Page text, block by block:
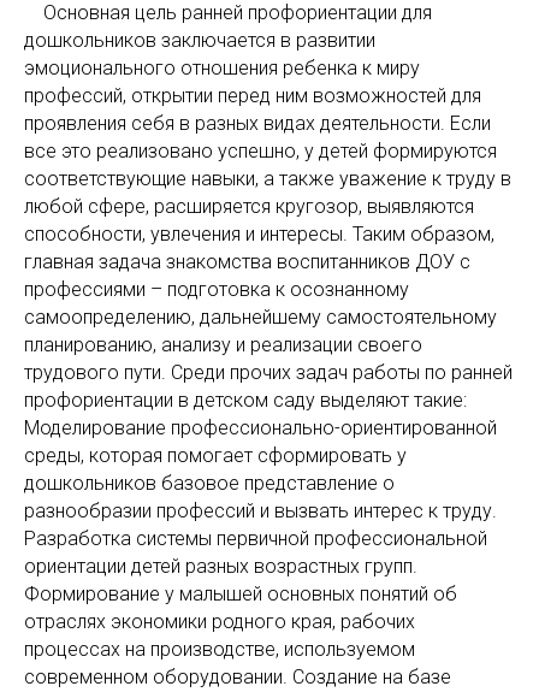
Основная цель ранней профориентации для
дошкольников заключается в развитии
эмоционального отношения ребенка к миру
профессий, открытии перед ним возможностей для
проявления себя в разных видах деятельности. Если
все это реализовано успешно, у детей формируются
соответствующие навыки, а также уважение к труду в
любой сфере, расширяется кругозор, выявляются
способности, увлечения и интересы. Таким образом,
главная задача знакомства воспитанников ДОУ с
профессиями – подготовка к осознанному
самоопределению, дальнейшему самостоятельному
планированию, анализу и реализации своего
трудового пути. Среди прочих задач работы по ранней
профориентации в детском саду выделяют такие:
Моделирование профессионально-ориентированной
среды, которая помогает сформировать у
дошкольников базовое представление о
разнообразии профессий и вызвать интерес к труду.
Разработка системы первичной профессиональной
ориентации детей разных возрастных групп.
Формирование у малышей основных понятий об
отраслях экономики родного края, рабочих
процессах на производстве, используемом
современном оборудовании. Создание на базе